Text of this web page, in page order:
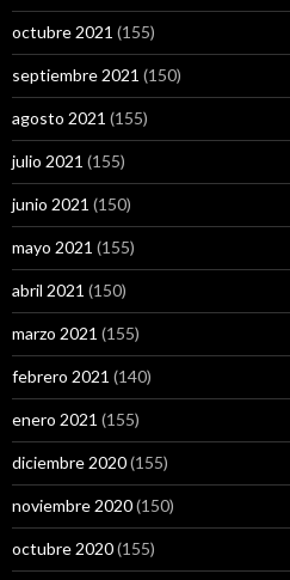
octubre 2021 (155)
septiembre 2021 (150)
agosto 2021 (155)
julio 2021 (155)
junio 2021 (150)
mayo 2021 (155)
abril 2021 (150)
marzo 2021 (155)
febrero 2021 (140)
enero 2021 (155)
diciembre 2020(155)
noviembre 2020(150)
octubre 2020(155)